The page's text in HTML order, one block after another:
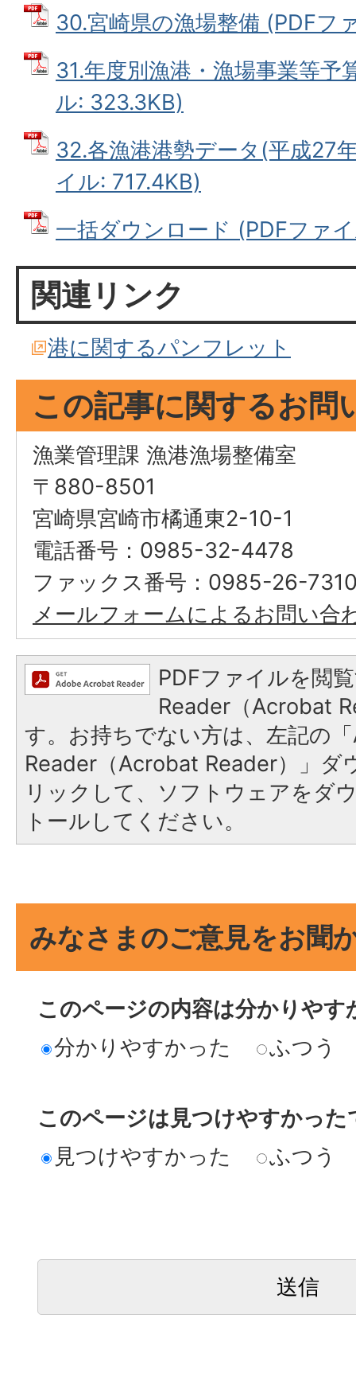
30.宮崎県の漁場整備 (PDFフ
31.年度別漁港・漁場事業等予
ル: 323.3KB)
32.各漁港港勢データ(平成27
イル: 717.4KB)
一括ダウンロード (PDFファ
関連リンク
港に関するパンフレット
この記事に関するお問
漁業管理課 漁港漁場整備室
〒880-8501
宮崎県宮崎市橘通東2-10-1
電話番号：0985-32-4478
ファックス番号：0985-26-
メールフォームによるお問い合
PDFファイルを閲
Reader（Acrobat
す。お持ちでない方は、左記の
Reader（Acrobat Reader）」ダ
リックして、ソフトウェアをダ
トールしてください。
みなさまのご意見をお聞
このページの内容は分かりやす
分かりやすかった
ふつう
このページは見つけやすかった
見つけやすかった
ふつう